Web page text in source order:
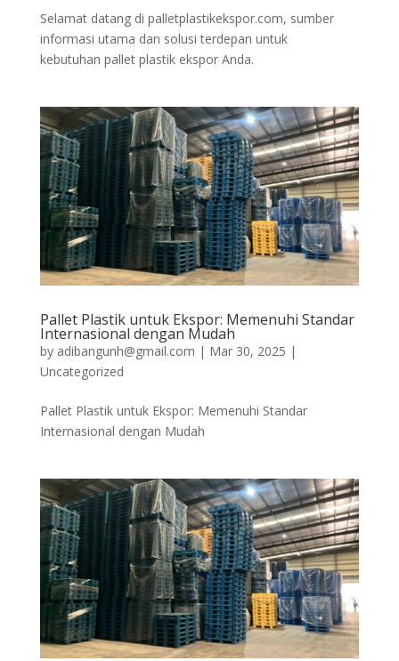
Selamat datang di palletplastikekspor.com, sumber
informasi utama dan solusi terdepan untuk
kebutuhan pallet plastik ekspor Anda.
Pallet Plastik untuk Ekspor: Memenuhi Standar
Internasional dengan Mudah
by adibangunh@gmail.com | Mar 30, 2025 |
Uncategorized
Pallet Plastik untuk Ekspor: Memenuhi Standar
Internasional dengan Mudah